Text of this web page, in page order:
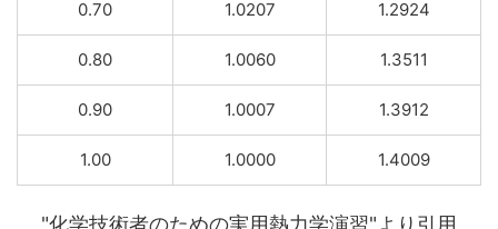
0.70 1.0207 1.2924
0.80 1.0060 1.3511
0.90 1.0007 1.3912
1.00 1.0000 1.4009
"化学技術者のための実用熱力学演習"より引用